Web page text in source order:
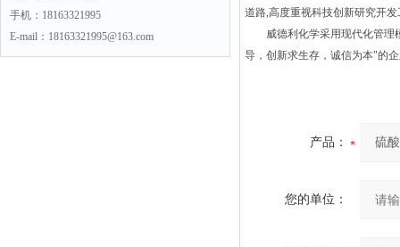
手机：18163321995
E-mail：18163321995@163.com
道路,高度重视科技创新研究开
威德利化学采用现代化管理模
导，创新求生存，诚信为本"的
产品：
您的单位：